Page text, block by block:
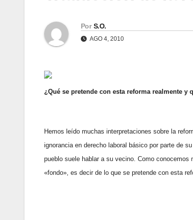
Por S.O.
AGO 4, 2010
¿Qué se pretende con esta reforma realmente
Hemos leído muchas interpretaciones sobre la
ignorancia en derecho laboral básico por parte de
pueblo suele hablar a su vecino. Como
«fondo», es decir de lo que se pretende con esta